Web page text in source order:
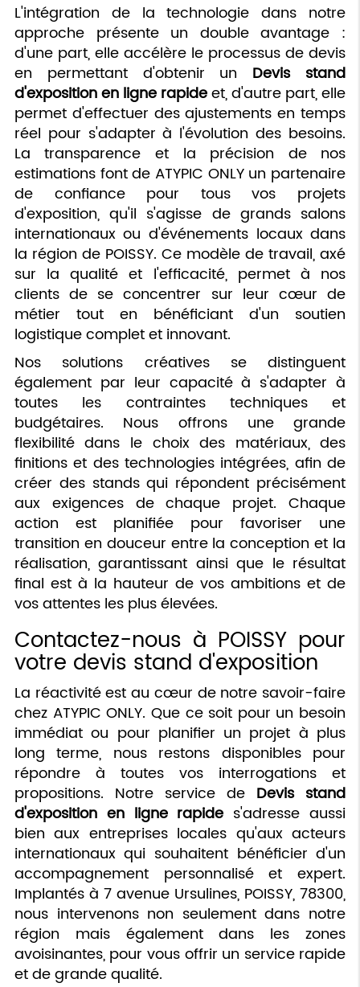
L'intégration de la technologie dans notre
approche présente un double avantage :
d'une part, elle accélère le processus de devis
en permettant d'obtenir un Devis stand
d'exposition en ligne rapideet, d'autre part, elle
permet d'effectuer des ajustements en temps
réel pour s'adapter à l'évolution des besoins.
La transparence et la précision de nos
estimations font de ATYPIC ONLY un partenaire
de confiance pour tous vos projets
d'exposition, qu'il s'agisse de grands salons
internationaux ou d'événements locaux dans
la région de POISSY. Ce modèle de travail, axé
sur la qualité et l'efficacité, permet à nos
clients de se concentrer sur leur cœur de
métier tout en bénéficiant d'un soutien
logistique complet et innovant.
Nos solutions créatives se distinguent
également par leur capacité à s'adapter à
toutes les contraintes techniques et
budgétaires. Nous offrons une grande
flexibilité dans le choix des matériaux, des
finitions et des technologies intégrées, afin de
créer des stands qui répondent précisément
aux exigences de chaque projet. Chaque
action est planifiée pour favoriser une
transition en douceur entre la conception et la
réalisation, garantissant ainsi que le résultat
final est à la hauteur de vos ambitions et de
vos attentes les plus élevées.
Contactez-nous à POISSY pour
votre devis stand d'exposition
La réactivité est au cœur de notre savoir-faire
chez ATYPIC ONLY. Que ce soit pour un besoin
immédiat ou pour planifier un projet à plus
long terme, nous restons disponibles pour
répondre à toutes vos interrogations et
propositions. Notre service de Devis stand
d'exposition en ligne rapide s'adresse aussi
bien aux entreprises locales qu'aux acteurs
internationaux qui souhaitent bénéficier d'un
accompagnement personnalisé et expert.
Implantés à 7 avenue Ursulines, POISSY, 78300,
nous intervenons non seulement dans notre
région mais également dans les zones
avoisinantes, pour vous offrir un service rapide
et de grande qualité.